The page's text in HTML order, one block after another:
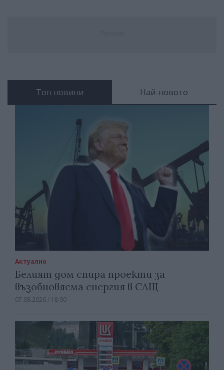
Топ новини Най-новото
Актуално
Белият дом спира проекти за
възобновяема енергия в САЩ
07.08.2026 / 18:00